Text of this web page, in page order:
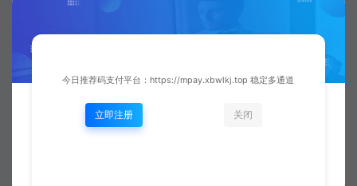
long time2 = System.currentTimeMillis() -
    }
3000ms，虚拟线程只需要约1000ms出头。而且内
今日推荐码支付平台：https://mpay.xbwlkj.top 稳定多通道
立即注册 关闭